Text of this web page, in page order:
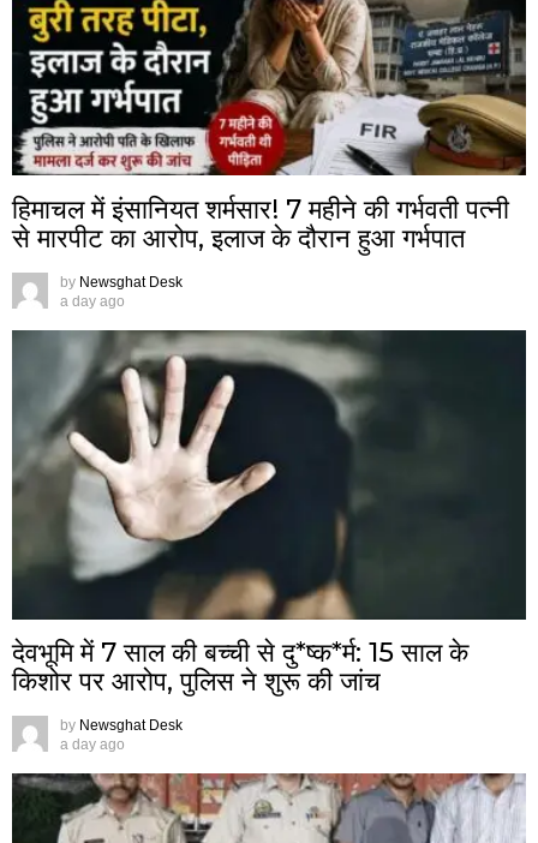
हिमाचल में इंसानियत शर्मसार! 7 महीने की गर्भवती पत्नी
से मारपीट का आरोप, इलाज के दौरान हुआ गर्भपात
by Newsghat Desk
a day ago
देवभूमि में 7 साल की बच्ची से दु*ष्क*र्म: 15 साल के
किशोर पर आरोप, पुलिस ने शुरू की जांच
by Newsghat Desk
a day ago